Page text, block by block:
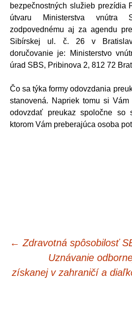
bezpečnostných služieb prezídia
útvaru Ministerstva vnútra
zodpovednému aj za agendu
Sibírskej ul. č. 26 v
doručovanie je: Ministerstvo
úrad SBS, Pribinova 2, 812 72
Čo sa týka formy odovzdania
stanovená. Napriek tomu si
odovzdať preukaz spoločne so
ktorom Vám preberajúca osoba
Navigácia
článkami
← Zdravotná spôsobilosť
Uznávanie
získanej v zahraničí a